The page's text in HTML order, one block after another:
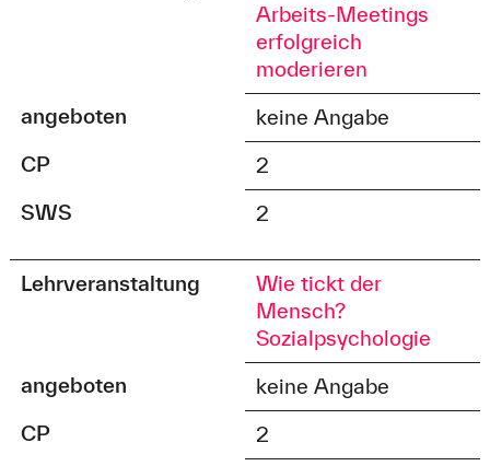
Arbeits-Meetings
erfolgreich
moderieren
angeboten
keine Angabe
CP
2
SWS
2
Lehrveranstaltung
Wie tickt der
Mensch?
Sozialpsychologie
angeboten
keine Angabe
CP
2